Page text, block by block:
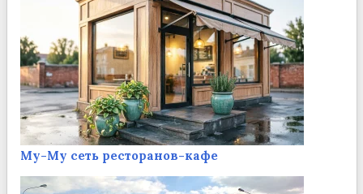
Му-Му сеть ресторанов-кафе